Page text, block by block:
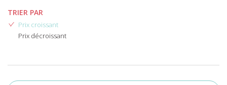
TRIER PAR
Prix croissant
Prix décroissant